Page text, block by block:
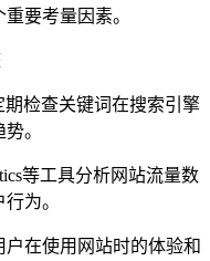
要考量因素。
期检查关键词在搜索引擎
。
等工具分析网站流量数
为。
在使用网站时的体验和